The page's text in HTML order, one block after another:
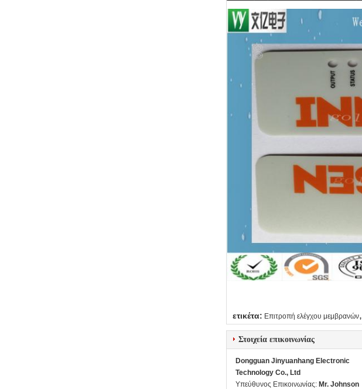
ετικέτα: Επιτροπή ελέγχου μεμβρανών,
Στοιχεία επικοινωνίας
Dongguan Jinyuanhang Electronic
Technology Co., Ltd
Υπεύθυνος Επικοινωνίας: Mr. Johnson